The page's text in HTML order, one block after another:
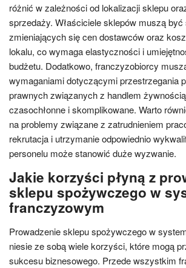
różnić w zależności od lokalizacji sklepu
sprzedaży. Właściciele sklepów muszą
zmieniających się cen dostawców oraz
lokalu, co wymaga elastyczności i
budżetu. Dodatkowo, franczyzobiorcy
wymaganiami dotyczącymi przestrzegania
prawnych związanych z handlem
czasochłonne i skomplikowane. Warto
na problemy związane z zatrudnieniem
rekrutacja i utrzymanie odpowiednio
personelu może stanowić duże wyzwanie.
Jakie korzyści płyną z
sklepu spożywczego w
franczyzowym
Prowadzenie sklepu spożywczego w
niesie ze sobą wiele korzyści, które mogą
sukcesu biznesowego. Przede wszystkim